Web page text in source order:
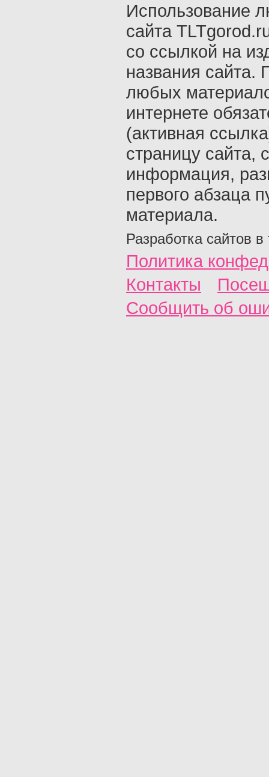
Использование
сайта
со ссылкой на
названия сайта.
любых
интернете
(активная
страницу сайта,
информация,
первого абзаца
материала.
Разработка сайтов в
Политика
Контакты
Сообщить об